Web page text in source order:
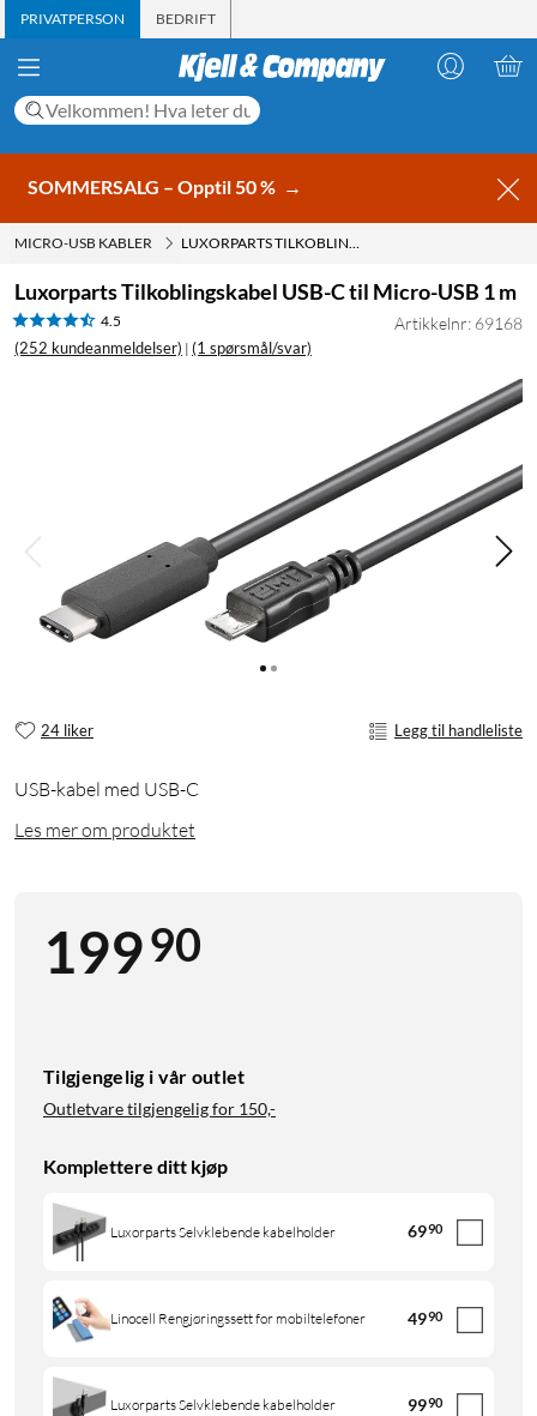
PRIVATPERSON BEDRIFT
SOMMERSALG – Opptil 50 % →
MICRO-USB KABLER LUXORPARTS TILKOBLINGSKABEL USB-C TIL MICRO-USB 1 M
Luxorparts Tilkoblingskabel USB-C til Micro-USB 1 m
4.5
(252 kundeanmeldelser) | (1 spørsmål/svar)
Artikkelnr: 69168
24 liker Legg til handleliste
USB-kabel med USB-C
Les mer om produktet
19990
Tilgjengelig i vår outlet
Outletvare tilgjengelig for 150,-
Komplettere ditt kjøp
Luxorparts Selvklebende kabelholder 6990
Linocell Rengjøringssett for mobiltelefoner 4990
Luxorparts Selvklebende kabelholder 9990